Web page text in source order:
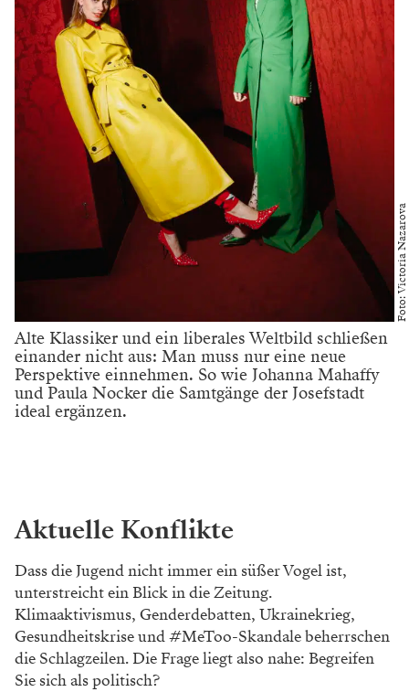
Foto: Victoria Nazarova
Alte Klassiker und ein liberales Weltbild schließen
einander nicht aus: Man muss nur eine neue
Perspektive einnehmen. So wie Johanna Mahaffy
und Paula Nocker die Samtgänge der Josefstadt
ideal ergänzen.
Aktuelle Konflikte
Dass die Jugend nicht immer ein süßer Vogel ist,
unterstreicht ein Blick in die Zeitung.
Klimaaktivismus, Gender­debatten, Ukrainekrieg,
Gesundheitskrise und #MeToo-Skandale beherrschen
die Schlagzeilen. Die Frage liegt also nahe: Begreifen
Sie sich als politisch?